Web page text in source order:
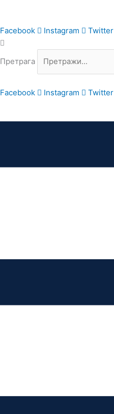
садржај
Facebook
Instagram Twitter
Претрага
Facebook Instagram Twitter